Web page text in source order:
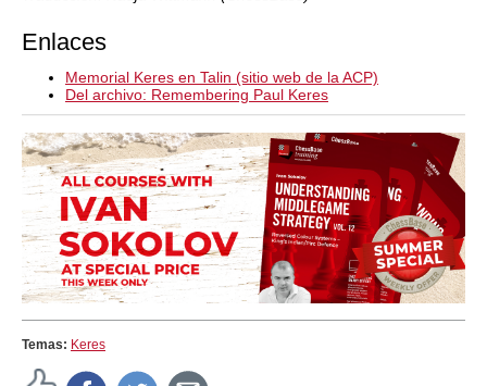
Enlaces
Memorial Keres en Talin (sitio web de la ACP)
Del archivo: Remembering Paul Keres
Temas: Keres